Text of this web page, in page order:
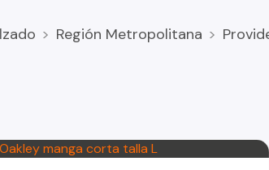
Región Metropolitana